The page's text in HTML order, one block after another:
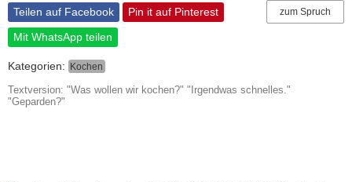
zum Spruch
Teilen auf Facebook
Pin it auf Pinterest
Mit WhatsApp teilen
Kategorien: Kochen
Textversion: "Was wollen wir kochen?" "Irgendwas schnelles."
"Geparden?"